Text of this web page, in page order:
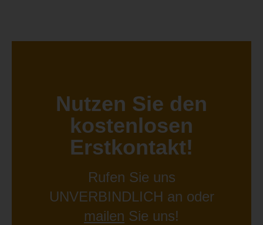
Nutzen Sie den
kostenlosen
Erstkontakt!
Rufen Sie uns
UNVERBINDLICH an oder
mailen Sie uns!